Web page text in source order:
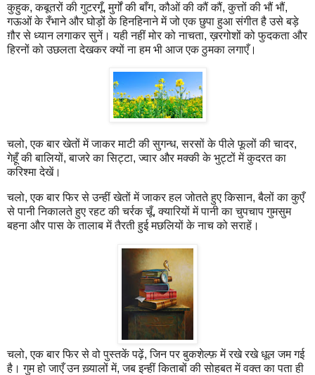
कुहुक, कबूतरों की गुटरगूँ, मुर्गों की बाँग, कौओं की कौं कौं, कुत्तों की भौं भौं,
गऊओं के रँभाने और घोड़ों के हिनहिनाने में जो एक छुपा हुआ संगीत है उसे बड़े
ग़ौर से ध्यान लगाकर सुनें। यही नहीं मोर को नाचता, ख़रगोशों को फुदकता और
हिरनों को उछलता देखकर क्यों ना हम भी आज एक ठुमका लगाएँ।
चलो, एक बार खेतों में जाकर माटी की सुगन्ध, सरसों के पीले फूलों की चादर,
गेहूँ की बालियों, बाजरे का सिट्टा, ज्वार और मक्की के भुट्टों में कुदरत का
करिश्मा देखें।
चलो, एक बार फिर से उन्हीं खेतों में जाकर हल जोतते हुए किसान, बैलों का कुएँ
से पानी निकालते हुए रहट की चर्रक चूँ, क्यारियों में पानी का चुपचाप गुमसुम
बहना और पास के तालाब में तैरती हुई मछलियों के नाच को सराहें।
चलो, एक बार फिर से वो पुस्तकें पढ़ें, जिन पर बुकशेल्फ़ में रखे रखे धूल जम गई
है। गुम हो जाएँ उन ख़्यालों में, जब इन्हीं किताबों की सोहबत में वक्त का पता ही